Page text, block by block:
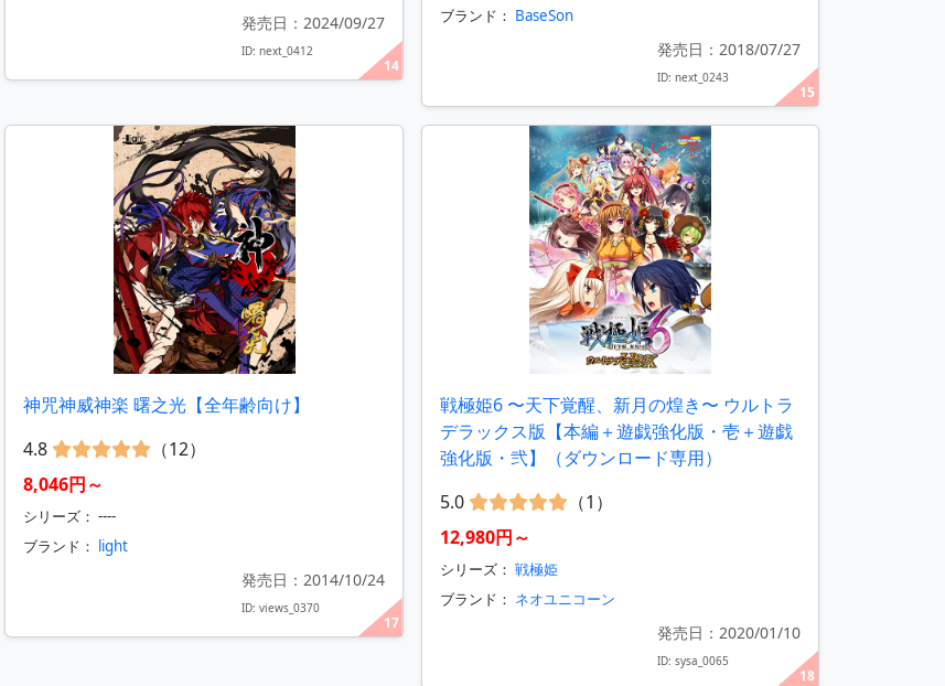
14
発売日：2024/09/27
ID: next_0412
15
ブランド： BaseSon
発売日：2018/07/27
ID: next_0243
17
神咒神威神楽 曙之光【全年齢向け】
4.8
（12）
8,046円～
シリーズ： ----
ブランド： light
発売日：2014/10/24
ID: views_0370
18
戦極姫6 〜天下覚醒、新月の煌き〜 ウルトラ
デラックス版【本編＋遊戯強化版・壱＋遊戯
強化版・弐】（ダウンロード専用）
5.0
（1）
12,980円～
シリーズ： 戦極姫
ブランド： ネオユニコーン
発売日：2020/01/10
ID: sysa_0065